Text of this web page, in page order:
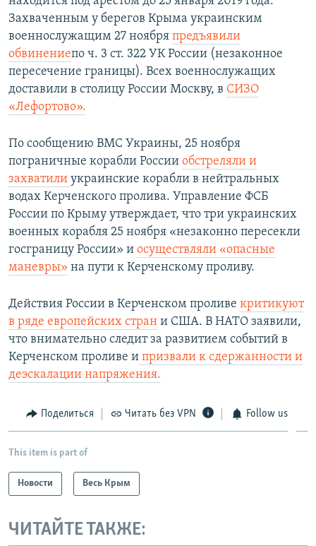
Захваченным у берегов Крыма украинским
военнослужащим 27 ноября предъявили
обвинениепо ч. 3 ст. 322 УК России (незаконное
пересечение границы). Всех военнослужащих
доставили в столицу России Москву, в СИЗО
«Лефортово».
По сообщению ВМС Украины, 25 ноября
пограничные корабли России обстреляли и
захватили украинские корабли в нейтральных
водах Керченского пролива. Управление ФСБ
России по Крыму утверждает, что три украинских
военных корабля 25 ноября «незаконно пересекли
госграницу России» и осуществляли «опасные
маневры» на пути к Керченскому проливу.
Действия России в Керченском проливе критикуют
в ряде европейских стран и США. В НАТО заявили,
что внимательно следит за развитием событий в
Керченском проливе и призвали к сдержанности и
деэскалации напряжения.
Поделиться Читать без VPN Follow us
This item is part of
Новости Весь Крым
ЧИТАЙТЕ ТАКЖЕ: